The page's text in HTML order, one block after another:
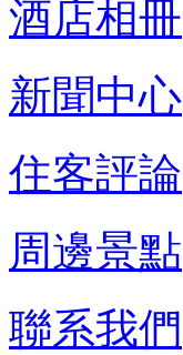
酒店相冊
新聞中心
住客評論
周邊景點
聯系我們